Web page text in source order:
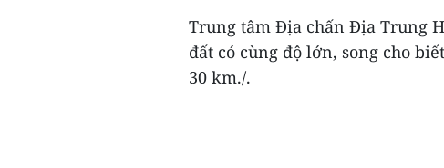
Trung tâm Địa chấn Địa Trung
đất có cùng độ lớn, song cho
30 km./.